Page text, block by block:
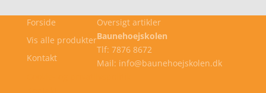
Forside
Vis alle produkter
Kontakt
Oversigt artikler
Baunehoejskolen
Tlf: 7876 8672
Mail: info@baunehoejskolen.dk